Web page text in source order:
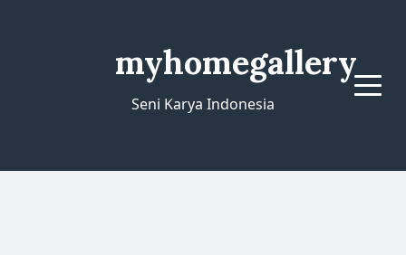
myhomegallery
Seni Karya Indonesia
Menu